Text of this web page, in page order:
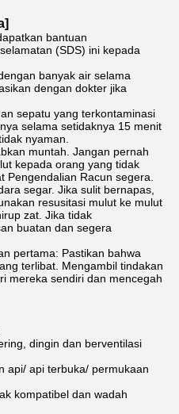
]
bantuan
(SDS) ini kepada
banyak air selama
dengan dokter jika
sepatu yang terkontaminasi
selama setidaknya 15 menit
nyaman.
muntah. Jangan pernah
kepada orang yang tidak
Pengendalian Racun segera.
segar. Jika sulit bernapas,
resusitasi mulut ke mulut
zat. Jika tidak
buatan dan segera
pertama: Pastikan bahwa
terlibat. Mengambil tindakan
mereka sendiri dan mencegah
dingin dan berventilasi
api/ api terbuka/ permukaan
kompatibel dan wadah